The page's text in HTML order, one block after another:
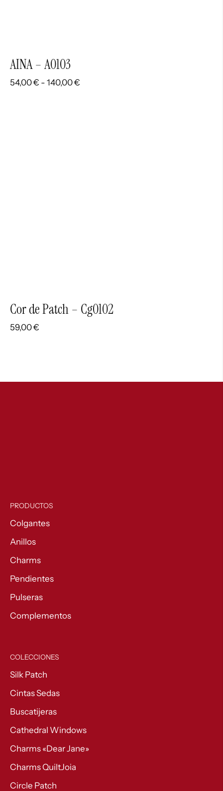
AINA – A0103
54,00€ - 140,00€
Cor de Patch – Cg0102
59,00€
PRODUCTOS
Colgantes
Anillos
Charms
Pendientes
Pulseras
Complementos
COLECCIONES
Silk Patch
Cintas Sedas
Buscatijeras
Cathedral Windows
Charms «Dear Jane»
Charms QuiltJoia
Circle Patch